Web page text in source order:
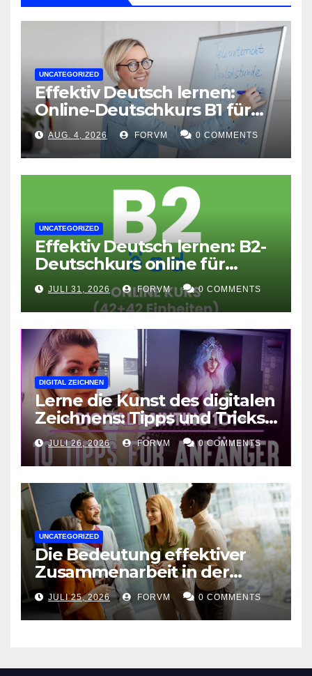
UNCATEGORIZED
Effektiv Deutsch lernen:
Online-Deutschkurs B1 für
flexible Lernerfolge
AUG. 4, 2026 FORVM 0 COMMENTS
UNCATEGORIZED
Effektiv Deutsch lernen: B2-
Deutschkurs online für
Fortgeschrittene
JULI 31, 2026 FORVM 0 COMMENTS
DIGITAL ZEICHNEN
Lerne die Kunst des digitalen
Zeichnens: Tipps und Tricks
für kreative Ausdruckskunst
JULI 26, 2026 FORVM 0 COMMENTS
UNCATEGORIZED
Die Bedeutung effektiver
Zusammenarbeit in der
Arbeitswelt
JULI 25, 2026 FORVM 0 COMMENTS